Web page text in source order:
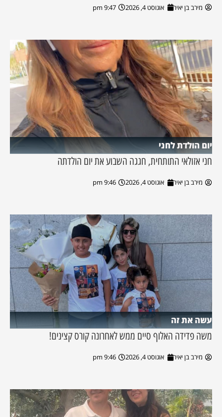
מירב בן יאיר אוגוסט 4, 2026 9:47 pm
יום הולדת לחני
חני אזולאי התותחית, חגגה השבוע את יום הולדתה
מירב בן יאיר אוגוסט 4, 2026 9:46 pm
עשה את זה
משה פדידה האלוף סיים ממש לאחרונה קורס קצינים!
מירב בן יאיר אוגוסט 4, 2026 9:46 pm